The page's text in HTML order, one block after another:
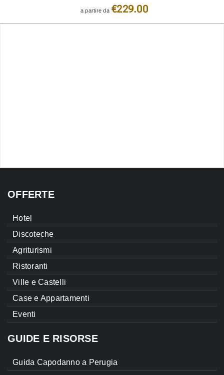
a partire da €229.00
OFFERTE
Hotel
Discoteche
Agriturismi
Ristoranti
Ville e Castelli
Case e Appartamenti
Eventi
GUIDE E RISORSE
Guida Capodanno a Perugia